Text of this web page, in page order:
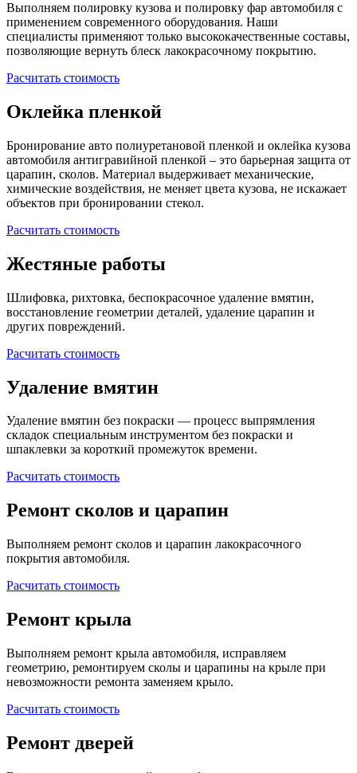
Выполняем полировку кузова и полировку фар автомобиля с
применением современного оборудования. Наши
специалисты применяют только высококачественные составы,
позволяющие вернуть блеск лакокрасочному покрытию.
Расчитать стоимость
Оклейка пленкой
Бронирование авто полиуретановой пленкой и оклейка кузова
автомобиля антигравийной пленкой – это барьерная защита от
царапин, сколов. Материал выдерживает механические,
химические воздействия, не меняет цвета кузова, не искажает
объектов при бронировании стекол.
Расчитать стоимость
Жестяные работы
Шлифовка, рихтовка, беспокрасочное удаление вмятин,
восстановление геометрии деталей, удаление царапин и
других повреждений.
Расчитать стоимость
Удаление вмятин
Удаление вмятин без покраски — процесс выпрямления
складок специальным инструментом без покраски и
шпаклевки за короткий промежуток времени.
Расчитать стоимость
Ремонт сколов и царапин
Выполняем ремонт сколов и царапин лакокрасочного
покрытия автомобиля.
Расчитать стоимость
Ремонт крыла
Выполняем ремонт крыла автомобиля, исправляем
геометрию, ремонтируем сколы и царапины на крыле при
невозможности ремонта заменяем крыло.
Расчитать стоимость
Ремонт дверей